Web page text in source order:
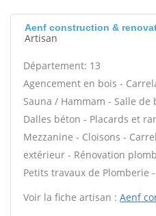
Aenf construction &
Artisan
Département: 13
Agencement en bois -
Sauna / Hammam - Salle
Dalles béton - Placards et
Mezzanine - Cloisons -
extérieur - Rénovation
Petits travaux de Plomberie -
Voir la fiche artisan : Aenf